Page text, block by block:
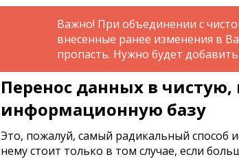
Важно! При объединении с
внесенные ранее изменения в
пропасть. Нужно будет
Перенос данных в чистую,
информационную базу
Это, пожалуй, самый радикальный способ
нему стоит только в том случае, если